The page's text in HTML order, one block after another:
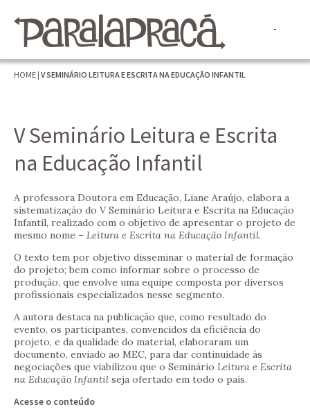
HOME | V SEMINÁRIO LEITURA E ESCRITA NA EDUCAÇÃO INFANTIL
V Seminário Leitura e Escrita
na Educação Infantil
A professora Doutora em Educação, Liane Araújo, elabora a
sistematização do V Seminário Leitura e Escrita na Educação
Infantil, realizado com o objetivo de apresentar o projeto de
mesmo nome – Leitura e Escrita na Educação Infantil.
O texto tem por objetivo disseminar o material de formação
do projeto; bem como informar sobre o processo de
produção, que envolve uma equipe composta por diversos
profissionais especializados nesse segmento.
A autora destaca na publicação que, como resultado do
evento, os participantes, convencidos da eficiência do
projeto, e da qualidade do material, elaboraram um
documento, enviado ao MEC, para dar continuidade às
negociações que viabilizou que o Seminário Leitura e Escrita
na Educação Infantil seja ofertado em todo o país.
Acesse o conteúdo